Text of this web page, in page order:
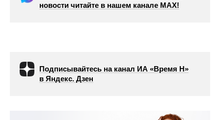
новости читайте в нашем канале МАХ!
Подписывайтесь на канал ИА «Время Н»
в Яндекс. Дзен